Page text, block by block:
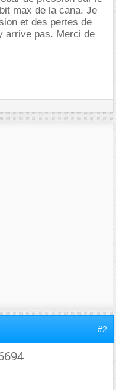
max de la cana. Je
et des pertes de
arrive pas. Merci de
#2